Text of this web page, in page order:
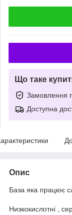
Що таке
Замовлення
Доступна
Опис
База яка працює
Низкокислотні ,